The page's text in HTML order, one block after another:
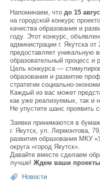
Напоминаем, что до 15
на городской конкурс
качества образования и
году. Этот конкурс,
администрации г. Якутска
предоставляет уникальную
образовательный процесс и
Цель конкурса —
образования и развитие
стратегии социально-
Каждый из вас может
как уже реализуемых, так и
Не упустите шанс проявить
Заявки принимаются в
г. Якутск, ул. Лермонтова,
развития образования МКУ
округа «город Якутск».
Давайте вместе сделаем
лучше! Ждем ваши
Новости